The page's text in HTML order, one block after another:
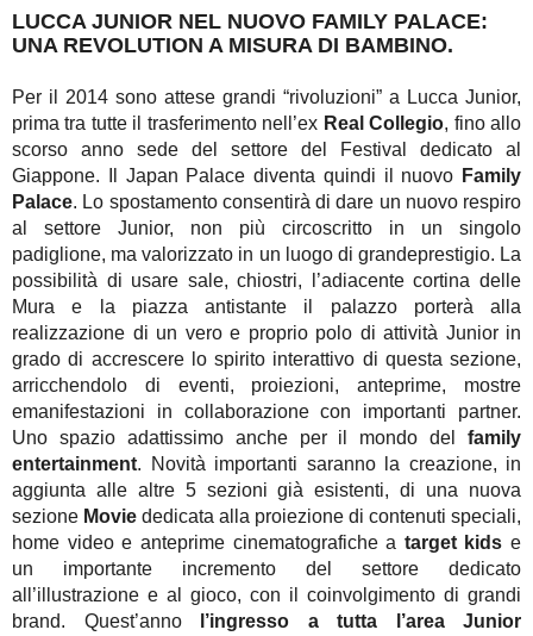
LUCCA JUNIOR NEL NUOVO FAMILY PALACE:
UNA REVOLUTION A MISURA DI BAMBINO.
Per il 2014 sono attese grandi “rivoluzioni” a Lucca Junior,
prima tra tutte il trasferimento nell’ex Real Collegio, fino allo
scorso anno sede del settore del Festival dedicato al
Giappone. Il Japan Palace diventa quindi il nuovo Family
Palace. Lo spostamento consentirà di dare un nuovo respiro
al settore Junior, non più circoscritto in un singolo
padiglione, ma valorizzato in un luogo di grandeprestigio. La
possibilità di usare sale, chiostri, l’adiacente cortina delle
Mura e la piazza antistante il palazzo porterà alla
realizzazione di un vero e proprio polo di attività Junior in
grado di accrescere lo spirito interattivo di questa sezione,
arricchendolo di eventi, proiezioni, anteprime, mostre
emanifestazioni in collaborazione con importanti partner.
Uno spazio adattissimo anche per il mondo del family
entertainment. Novità importanti saranno la creazione, in
aggiunta alle altre 5 sezioni già esistenti, di una nuova
sezione Movie dedicata alla proiezione di contenuti speciali,
home video e anteprime cinematografiche a target kids e
un importante incremento del settore dedicato
all’illustrazione e al gioco, con il coinvolgimento di grandi
brand. Quest’anno
l’ingresso a tutta l’area Junior